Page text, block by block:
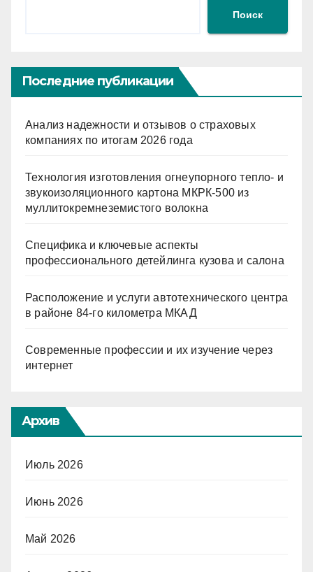
ki
ть
Поиск
Последние публикации
Анализ надежности и отзывов о страховых
компаниях по итогам 2026 года
Технология изготовления огнеупорного тепло- и
звукоизоляционного картона МКРК-500 из
муллитокремнеземистого волокна
Специфика и ключевые аспекты
профессионального детейлинга кузова и салона
Расположение и услуги автотехнического центра
в районе 84-го километра МКАД
Современные профессии и их изучение через
интернет
Архив
Июль 2026
Июнь 2026
Май 2026